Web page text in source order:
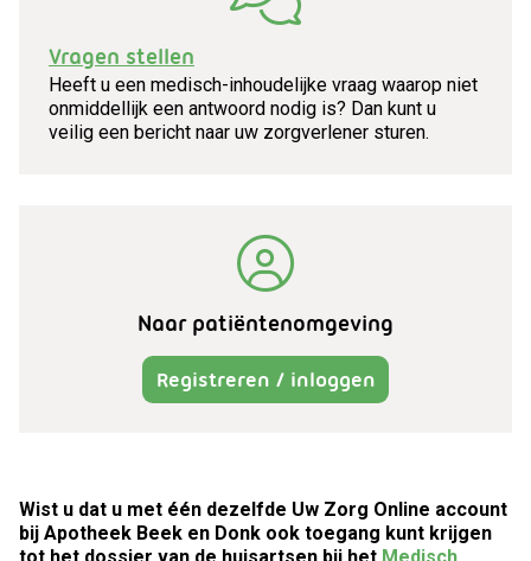
Vragen stellen
Heeft u een medisch-inhoudelijke vraag waarop niet
onmiddellijk een antwoord nodig is? Dan kunt u
veilig een bericht naar uw zorgverlener sturen.
Naar patiëntenomgeving
Registreren / inloggen
Wist u dat u met één dezelfde Uw Zorg Online account
bij Apotheek Beek en Donk ook toegang kunt krijgen